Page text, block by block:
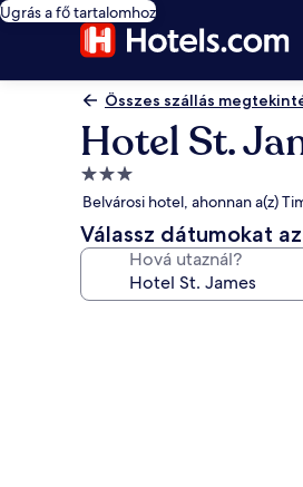
Ugrás a fő tartalomhoz
Összes szállás
Hotel St.
3.0
csillagos
szálláshely
Belvárosi hotel, ahonnan a(z)
Válassz dátumokat
Hová utaznál?